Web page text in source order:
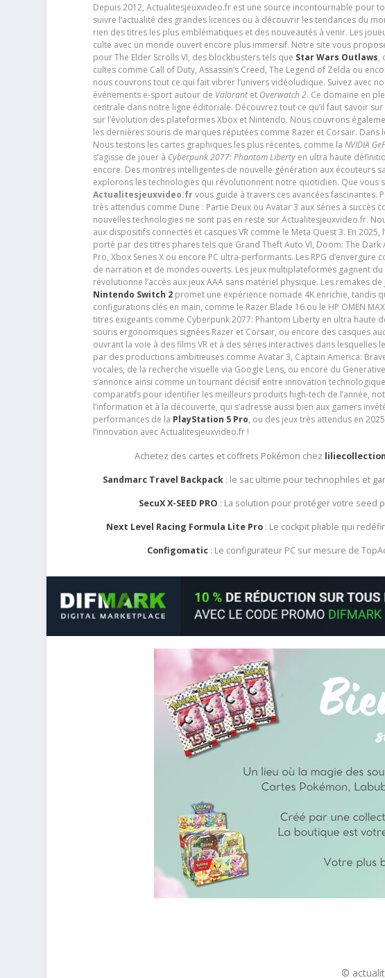
Depuis 2012, Actualitesjeuxvideo.fr est une source incontournable pour
suivre l’actualité des grandes licences ou à découvrir les tendances du
rien des titres les plus emblématiques et des nouveautés à venir. Les
culte avec un monde ouvert encore plus immersif. Notre site vous
pour The Elder Scrolls VI, des blockbusters tels que Star Wars Outlaws,
cultes comme Call of Duty, Assassin’s Creed, The Legend of Zelda ou
nous couvrons tout ce qui fait vibrer l’univers vidéoludique. Suivez avec
événements e-sport autour de Valorantet Overwatch 2. Ce domaine en
centrale dans notre ligne éditoriale. Découvrez tout ce qu’il faut savoir
sur l’évolution des plateformes Xbox et Nintendo. Nous couvrons
les dernières souris de marques réputées comme Razer et Corsair.
Nous testons les cartes graphiques les plus récentes, comme la NVIDIA
s’agisse de jouer à Cyberpunk 2077: Phantom Libertyen ultra haute
encore. Des montres intelligentes de nouvelle génération aux écouteurs
explorons les technologies qui révolutionnent notre quotidien. Que vous
Actualitesjeuxvideo.frvous guide à travers ces avancées fascinantes.
très attendus comme Dune : Partie Deux ou Avatar 3 aux séries à succès
nouvelles technologies ne sont pas en reste sur Actualitesjeuxvideo.fr.
aux dispositifs connectés et casques VR comme le Meta Quest 3. En
porté par des titres phares tels que Grand Theft Auto VI, Doom: The Dark
Pro, Xbox Series X ou encore PC ultra-performants. Les RPG
de narration et de mondes ouverts. Les jeux multiplateformes gagnent
révolutionne l’accès aux jeux AAA sans matériel physique. Les remakes
Nintendo Switch 2promet une expérience nomade 4K enrichie, tandis
configurations clés en main, comme le Razer Blade 16 ou le HP OMEN
titres exigeants comme Cyberpunk 2077: Phantom Liberty en ultra haute
souris ergonomiques signées Razer et Corsair, ou encore des casques
ouvrant la voie à des films VR et à des séries interactives dans
par des productions ambitieuses comme Avatar 3, Captain America:
vocales, de la recherche visuelle via Google Lens, ou encore du
s’annonce ainsi comme un tournant décisif entre innovation
comparatifs pour identifier les meilleurs produits high-tech de l’année,
l’information et à la découverte, qui s’adresse aussi bien aux gamers
performances de la PlayStation 5 Pro, ou des jeux très attendus en
l’innovation avec Actualitesjeuxvideo.fr !
Achetez des cartes et coffrets Pokémon chez
Sandmarc Travel Backpack: le sac ultime pour technophiles et
SecuX X-SEED PRO : La solution pour protéger votre seed
Next Level Racing Formula Lite Pro: Le cockpit pliable qui
Configomatic : Le configurateur PC sur mesure de
©